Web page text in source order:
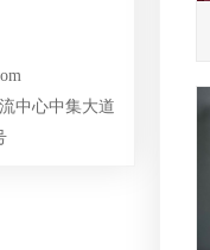
中心中集大道